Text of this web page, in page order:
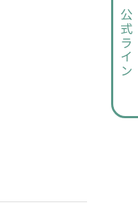
公式ライン